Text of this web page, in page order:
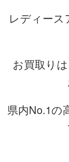
レディー
お買取り
県内No.1の